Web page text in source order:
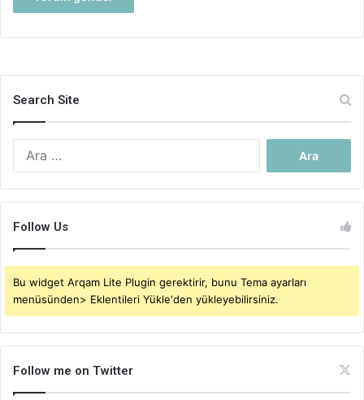
Search Site
Follow Us
Bu widget Arqam Lite Plugin gerektirir, bunu Tema ayarları
menüsünden> Eklentileri Yükle'den yükleyebilirsiniz.
Follow me on Twitter